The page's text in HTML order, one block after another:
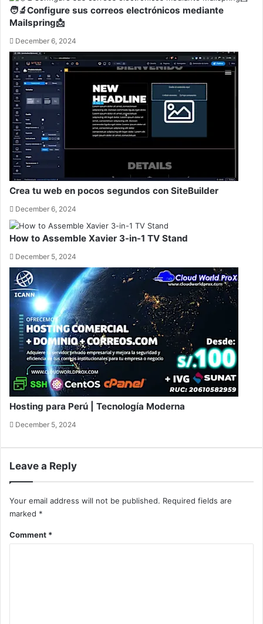
🧑‍🔬Configure sus correos electrónicos mediante
Mailspring📩
December 6, 2024
Crea tu web en pocos segundos con SiteBuilder
December 6, 2024
How to Assemble Xavier 3-in-1 TV Stand
December 5, 2024
Hosting para Perú | Tecnología Moderna
December 5, 2024
Leave a Reply
Your email address will not be published. Required fields are
marked *
Comment *